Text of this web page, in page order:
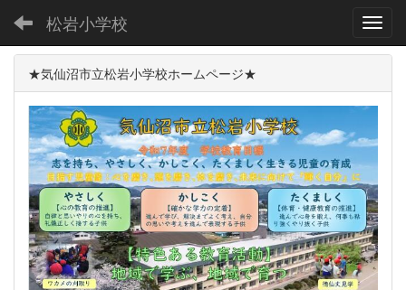
松岩小学校
★気仙沼市立松岩小学校ホームページ★